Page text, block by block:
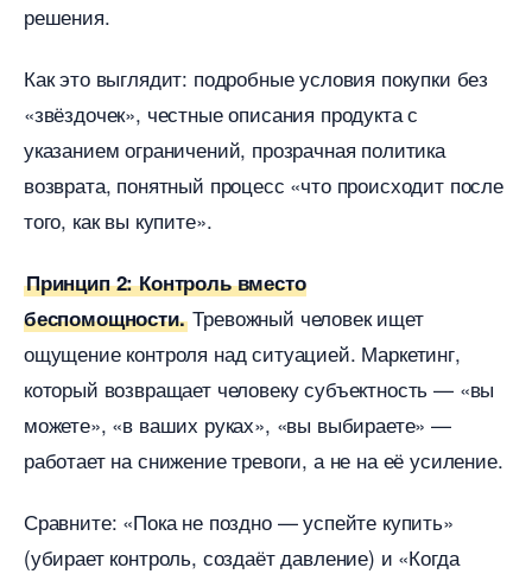
решения.
Как это выглядит: подробные условия покупки без
«звёздочек», честные описания продукта с
указанием ограничений, прозрачная политика
озврата, понятный процесс «что происходит после
того, как вы купите».
Принцип 2: Контроль вместо
еспомощности.Тревожный человек ищет
ощущение контроля над ситуацией. Маркетинг,
который возвращает человеку субъектность — «вы
можете», «в ваших руках», «вы выбираете» —
работает на снижение тревоги, а не на её усиление.
Сравните: «Пока не поздно — успейте купить»
(убирает контроль, создаёт давление) и «Когда